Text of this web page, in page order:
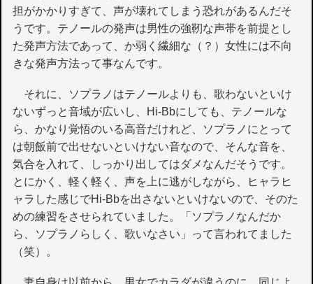
担がかかりすぎて、声が壊れてしまう恐れがあるんだそ
うです。テノールの発声は男性の強靭な声帯を前提とし
た発声方法であって、か弱く繊細な（？）女性には不向
きな発声方法って事なんです。
それに、ソプラノはテノールよりも、歌わないといけ
ないずっと音域が広いし、Hi-Bbにしても、テノールな
ら、かなり覚悟のいる高音だけれど、ソプラノにとって
は朝飯前で出せないといけない音なので、そんな音を、
気合を入れて、しっかり出してはダメなんだそうです。
とにかく、軽く軽く、声を上に逃がしながら、ヒャラヒ
ャラした感じでHi-Bbを出さないといけないので、そのた
めの練習をさせられていました。「ソプラノなんだか
ら、ソプラノらしく、歌いなさい」って言われてました
（笑）。